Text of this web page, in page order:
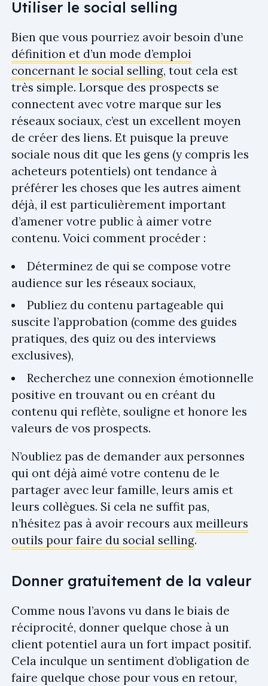
Utiliser le social selling
Bien que vous pourriez avoir besoin d’une
définition et d’un mode d’emploi
concernant le social selling, tout cela est
très simple. Lorsque des prospects se
connectent avec votre marque sur les
réseaux sociaux, c’est un excellent moyen
de créer des liens. Et puisque la preuve
sociale nous dit que les gens (y compris les
acheteurs potentiels) ont tendance à
préférer les choses que les autres aiment
déjà, il est particulièrement important
d’amener votre public à aimer votre
contenu. Voici comment procéder :
Déterminez de qui se compose votre
audience sur les réseaux sociaux,
Publiez du contenu partageable qui
suscite l’approbation (comme des guides
pratiques, des quiz ou des interviews
exclusives),
Recherchez une connexion émotionnelle
positive en trouvant ou en créant du
contenu qui reflète, souligne et honore les
valeurs de vos prospects.
N’oubliez pas de demander aux personnes
qui ont déjà aimé votre contenu de le
partager avec leur famille, leurs amis et
leurs collègues. Si cela ne suffit pas,
n’hésitez pas à avoir recours aux meilleurs
outils pour faire du social selling.
Donner gratuitement de la valeur
Comme nous l’avons vu dans le biais de
réciprocité, donner quelque chose à un
client potentiel aura un fort impact positif.
Cela inculque un sentiment d’obligation de
faire quelque chose pour vous en retour,